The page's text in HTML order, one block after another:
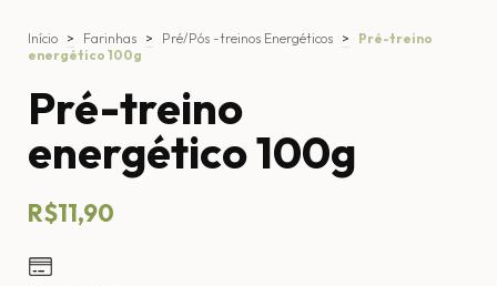
Início > Farinhas > Pré/Pós -treinos Energéticos >
Pré-treino
energético 100g
Pré-treino
energético 100g
R$11,90